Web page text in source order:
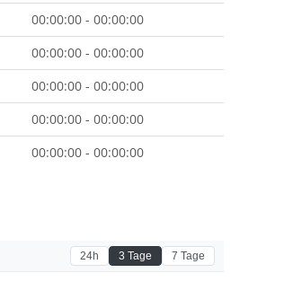
00:00:00 - 00:00:00
00:00:00 - 00:00:00
00:00:00 - 00:00:00
00:00:00 - 00:00:00
00:00:00 - 00:00:00